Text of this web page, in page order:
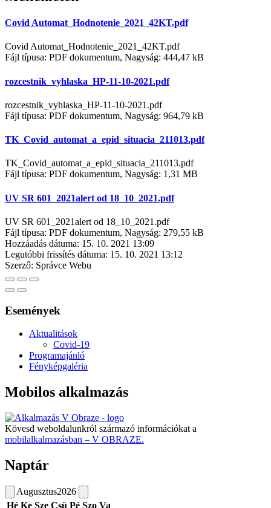
Covid Automat_Hodnotenie_2021_42KT.pdf
Covid Automat_Hodnotenie_2021_42KT.pdf
Fájl típusa: PDF dokumentum, Nagyság: 444,47 kB
rozcestnik_vyhlaska_HP-11-10-2021.pdf
rozcestnik_vyhlaska_HP-11-10-2021.pdf
Fájl típusa: PDF dokumentum, Nagyság: 964,79 kB
TK_Covid_automat_a_epid_situacia_211013.pdf
TK_Covid_automat_a_epid_situacia_211013.pdf
Fájl típusa: PDF dokumentum, Nagyság: 1,31 MB
UV SR 601_2021alert od 18_10_2021.pdf
UV SR 601_2021alert od 18_10_2021.pdf
Fájl típusa: PDF dokumentum, Nagyság: 279,55 kB
Hozzáadás dátuma: 15. 10. 2021 13:09
Legutóbbi frissítés dátuma: 15. 10. 2021 13:12
Szerző: Správce Webu
Események
Aktualitások
Covid-19
Programajánló
Fényképgaléria
Mobilos alkalmazás
Kövesd weboldalunkról származó információkat a
mobilalkalmazásban – V OBRAZE.
Naptár
Augusztus2026
Hé Ke Sze Csü Pé Szo Va